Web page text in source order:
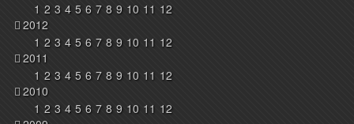
1 2 3 4 5 6 7 8 9 10 11 12
2012
1 2 3 4 5 6 7 8 9 10 11 12
2011
1 2 3 4 5 6 7 8 9 10 11 12
2010
1 2 3 4 5 6 7 8 9 10 11 12